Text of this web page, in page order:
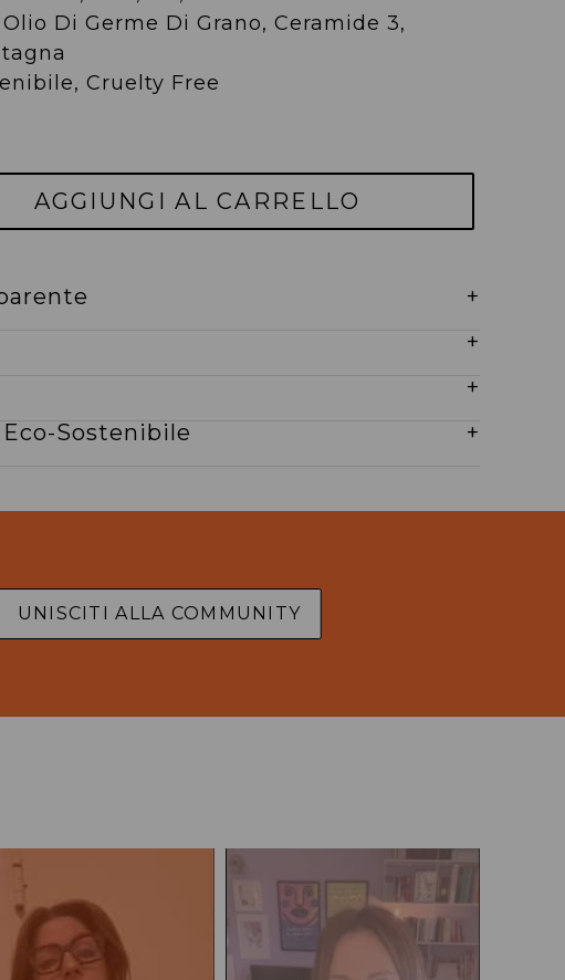
Olio Di Germe Di Grano, Ceramide 3,
Cruelty Free
AGGIUNGI AL CARRELLO
+
+
+
Sostenibile
+
UNISCITI ALLA COMMUNITY